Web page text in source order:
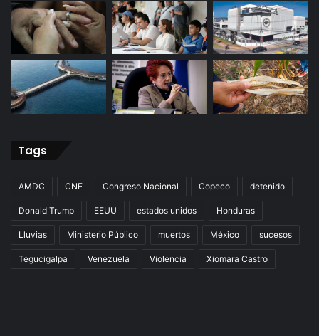
Tags
AMDC CNE Congreso Nacional Copeco detenido
Donald Trump EEUU estados unidos Honduras
Lluvias Ministerio Público muertos México sucesos
Tegucigalpa Venezuela Violencia Xiomara Castro